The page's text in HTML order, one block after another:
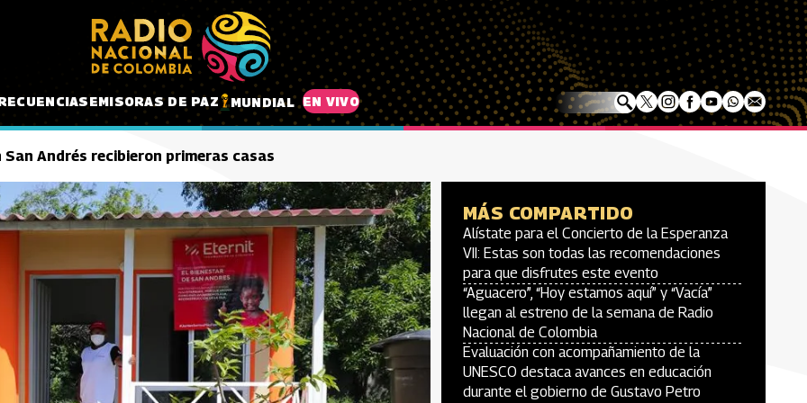
EMISORAS DE PAZ MUNDIAL EN VIVO
Andrés recibieron primeras casas
MÁS COMPARTIDO
Alístate para el Concierto de la Esperanza
VII: Estas son todas las recomendaciones
para que disfrutes este evento
“Aguacero”, “Hoy estamos aquí” y “Vacía”
llegan al estreno de la semana de Radio
Nacional de Colombia
Evaluación con acompañamiento de la
UNESCO destaca avances en educación
durante el gobierno de Gustavo Petro